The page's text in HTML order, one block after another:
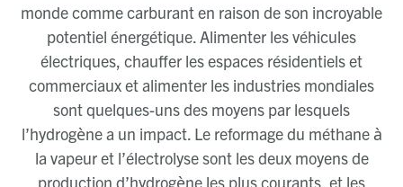
monde comme carburant en raison de son incroyable
potentiel énergétique. Alimenter les véhicules
électriques, chauffer les espaces résidentiels et
commerciaux et alimenter les industries mondiales
sont quelques-uns des moyens par lesquels
l’hydrogène a un impact. Le reformage du méthane à
la vapeur et l’électrolyse sont les deux moyens de
production d’hydrogène les plus courants, et les